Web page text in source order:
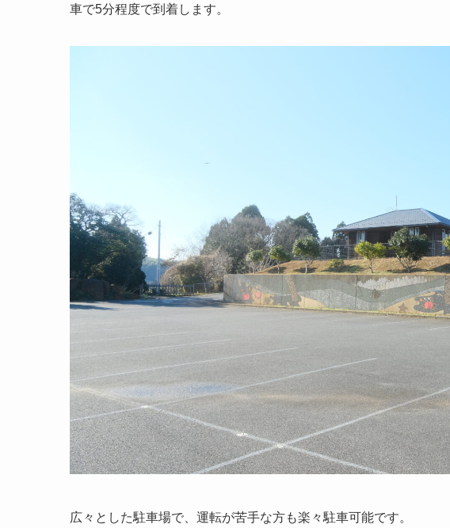
車で5分程度で到着します。
広々とした駐車場で、運転が苦手な方も楽々駐車可能です。